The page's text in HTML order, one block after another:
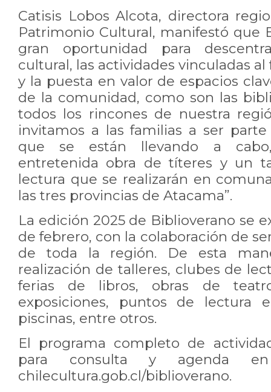
Catisis Lobos Alcota, directora
Patrimonio Cultural, manifestó que
gran oportunidad para
cultural, las actividades vinculadas
y la puesta en valor de espacios
de la comunidad, como son las
todos los rincones de nuestra
invitamos a las familias a ser
que se están llevando a
entretenida obra de títeres y un
lectura que se realizarán en
las tres provincias de Atacama”.
La edición 2025 de Biblioverano se
de febrero, con la colaboración de
de toda la región. De esta
realización de talleres, clubes de
ferias de libros, obras de
exposiciones, puntos de lectura
piscinas, entre otros.
El programa completo de
para consulta y agenda
chilecultura.gob.cl/biblioverano.